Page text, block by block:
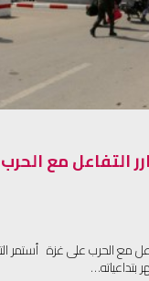
إقرأ المزيد
التفاعل مع
مع الحرب على غزة أستمر